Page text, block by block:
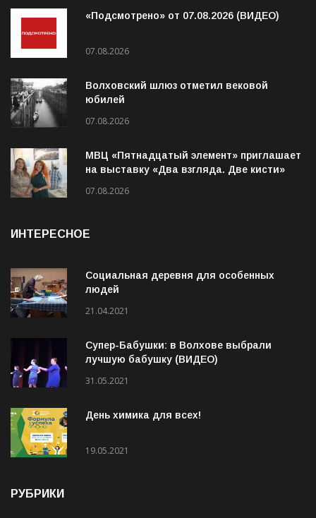
«Подсмотрено» от 07.08.2026 (ВИДЕО)
07.08.2026
Волховский шлюз отметил вековой
юбилей
07.08.2026
МВЦ «Пятнадцатый элемент» приглашает
на выставку «Два взгляда. Две кисти»
07.08.2026
ИНТЕРЕСНОЕ
Социальная деревня для особенных
людей
21.04.2021
Супер-Бабушки: в Волхове выбрали
лучшую бабушку (ВИДЕО)
31.05.2021
День химика для всех!
19.05.2021
РУБРИКИ